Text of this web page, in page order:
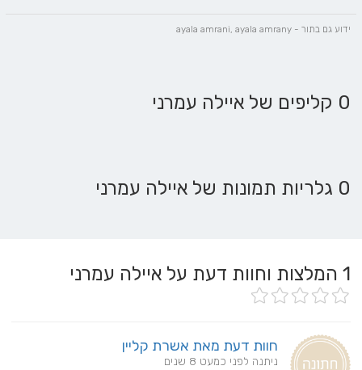
ידוע גם בתור - ayala amrani, ayala amrany
0 קליפים של איילה עמרני
0 גלריות תמונות של איילה עמרני
1 המלצות וחוות דעת על איילה עמרני
חוות דעת מאת אשרת קליין
ניתנה לפני כמעט 8 שנים